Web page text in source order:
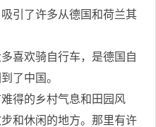
引了许多从德国和荷兰其
欢骑自行车，是德国自
了中国。
得的乡村气息和田园风
和休闲的地方。那里有许